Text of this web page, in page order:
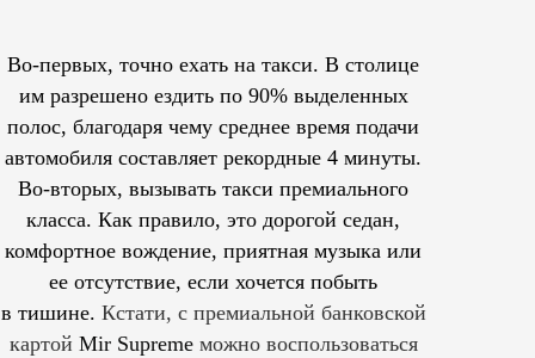
Во-первых, точно ехать на такси. В столице
им разрешеноездить по 90% выделенных
полос, благодаря чему среднее время подачи
автомобиля составляет рекордные 4 минуты.
Во-вторых, вызывать такси премиального
класса. Как правило, это дорогой седан,
комфортное вождение, приятная музыка или
ее отсутствие, если хочется побыть
в тишине. Кстати, с премиальной банковской
картой Mir Supreme можно воспользоваться